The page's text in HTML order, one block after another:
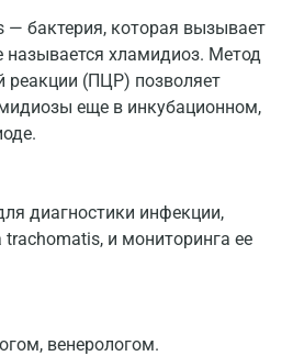
— бактерия, которая вызывает
называется хламидиоз. Метод
реакции (ПЦР) позволяет
еще в инкубационном,
диагностики инфекции,
и мониторинга ее
венерологом.